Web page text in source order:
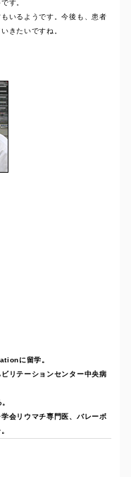
す。
いるようです。今後も、患者
きたいですね。
に留学。
リテーションセンター中央病
会リウマチ専門医、バレーボ